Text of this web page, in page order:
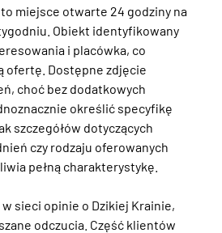
miejsce otwarte 24 godziny na
Obiekt identyfikowany
i placówka, co
ofertę. Dostępne zdjęcie
choć bez dodatkowych
określić specyfikę
szczegółów dotyczących
czy rodzaju oferowanych
pełną charakterystykę.
sieci opinie o Dzikiej Krainie,
odczucia. Część klientów